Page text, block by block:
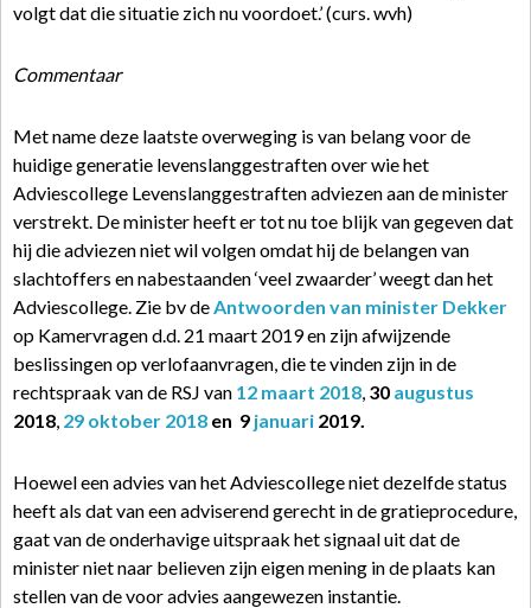
volgt dat die situatie zich nu voordoet.’ (curs. wvh)
Commentaar
Met name deze laatste overweging is van belang voor de
huidige generatie levenslanggestraften over wie het
Adviescollege Levenslanggestraften adviezen aan de minister
verstrekt. De minister heeft er tot nu toe blijk van gegeven dat
hij die adviezen niet wil volgen omdat hij de belangen van
slachtoffers en nabestaanden ‘veel zwaarder’ weegt dan het
Adviescollege. Zie bv deAntwoorden van minister Dekker
op Kamervragen d.d. 21 maart 2019 en zijn afwijzende
beslissingen op verlofaanvragen, die te vinden zijn in de
rechtspraak van de RSJ van 12 maart 2018, 30 augustus
2018, 29 oktober 2018 en 9 januari 2019.
Hoewel een advies van het Adviescollege niet dezelfde status
heeft als dat van een adviserend gerecht in de gratieprocedure,
gaat van de onderhavige uitspraak het signaal uit dat de
minister niet naar believen zijn eigen mening in de plaats kan
stellen van de voor advies aangewezen instantie.